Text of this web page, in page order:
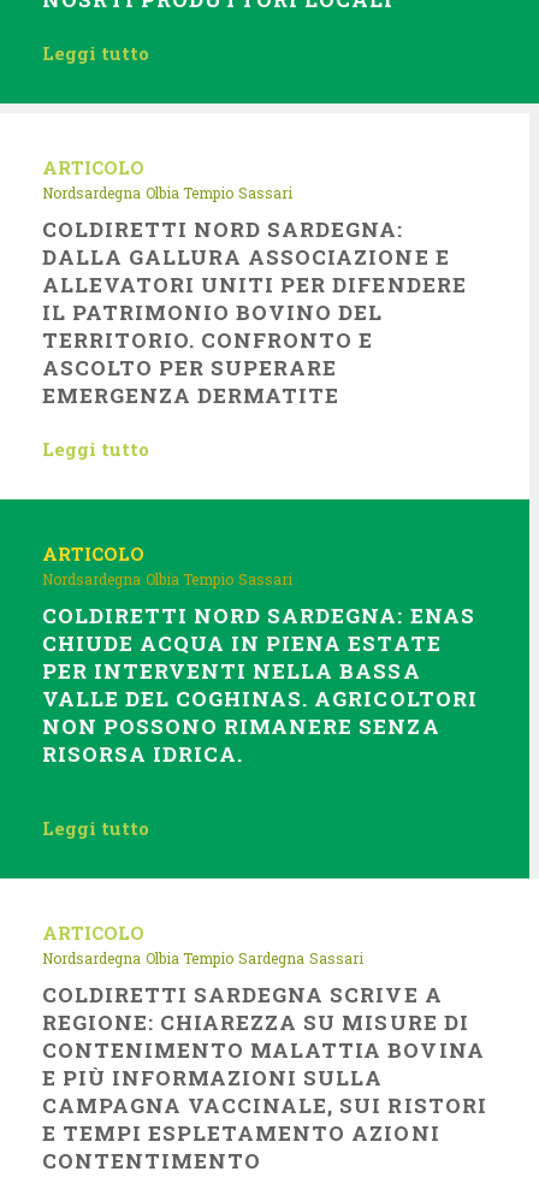
Leggi tutto
ARTICOLO
Nordsardegna Olbia Tempio Sassari
COLDIRETTI NORD SARDEGNA:
DALLA GALLURA ASSOCIAZIONE E
ALLEVATORI UNITI PER DIFENDERE
IL PATRIMONIO BOVINO DEL
TERRITORIO. CONFRONTO E
ASCOLTO PER SUPERARE
EMERGENZA DERMATITE
Leggi tutto
ARTICOLO
Nordsardegna Olbia Tempio Sassari
COLDIRETTI NORD SARDEGNA: ENAS
CHIUDE ACQUA IN PIENA ESTATE
PER INTERVENTI NELLA BASSA
VALLE DEL COGHINAS. AGRICOLTORI
NON POSSONO RIMANERE SENZA
RISORSA IDRICA.
Leggi tutto
ARTICOLO
Nordsardegna Olbia Tempio Sardegna Sassari
COLDIRETTI SARDEGNA SCRIVE A
REGIONE: CHIAREZZA SU MISURE DI
CONTENIMENTO MALATTIA BOVINA
E PIÙ INFORMAZIONI SULLA
CAMPAGNA VACCINALE, SUI RISTORI
E TEMPI ESPLETAMENTO AZIONI
CONTENTIMENTO